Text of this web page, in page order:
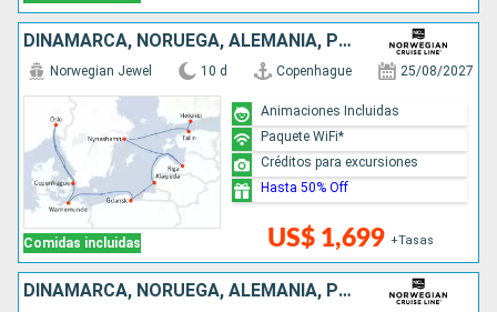
DINAMARCA, NORUEGA, ALEMANIA, POLONIA, LITUANIA, LETONIA, SUECIA, ESTONIA, FINLANDIA
Comidas incluidas
Norwegian Jewel 10 d Copenhague 25/08/2027
US$ 1,699 +Tasas
Animaciones Incluidas
Paquete WiFi*
Créditos para excursiones
Hasta 50% Off
DINAMARCA, NORUEGA, ALEMANIA, POLONIA, LITUANIA, LETONIA, SUECIA, ESTONIA, FINLANDIA